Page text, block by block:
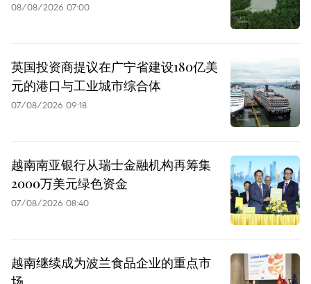
08/08/2026 07:00
英国投资商提议在广宁省建设180亿美
元的港口与工业城市综合体
07/08/2026 09:18
越南南亚银行从瑞士金融机构再筹集
2000万美元绿色资金
07/08/2026 08:40
越南继续成为波兰食品企业的重点市